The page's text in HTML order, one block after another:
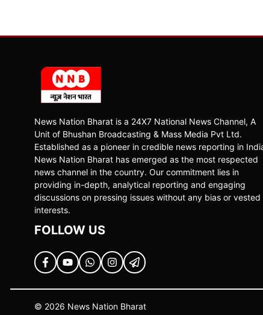
News Nation Bharat is a 24X7 National News Channel, A
Unit of Bhushan Broadcasting & Mass Media Pvt Ltd.
Established as a pioneer in credible news reporting in
News Nation Bharat has emerged as the most respected
news channel in the country. Our commitment lies in
providing in-depth, analytical reporting and engaging
discussions on pressing issues without any bias or vested
interests.
FOLLOW US
© 2026 News Nation Bharat